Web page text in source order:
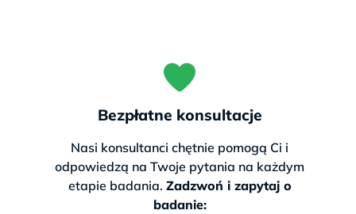
Bezpłatne konsultacje
Nasi konsultanci chętnie pomogą Ci i
odpowiedzą na Twoje pytania na każdym
etapie badania. Zadzwoń i zapytaj o
badanie: